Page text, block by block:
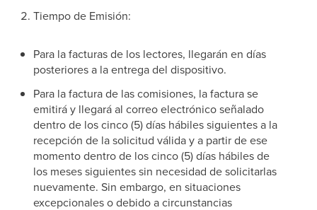
Tiempo de Emisión:
Para la facturas de los lectores, llegarán en días
posteriores a la entrega del dispositivo.
Para la factura de las comisiones, la factura se
emitirá y llegará al correo electrónico señalado
dentro de los cinco (5) días hábiles siguientes a la
recepción de la solicitud válida y a partir de ese
momento dentro de los cinco (5) días hábiles de
los meses siguientes sin necesidad de solicitarlas
nuevamente. Sin embargo, en situaciones
excepcionales o debido a circunstancias